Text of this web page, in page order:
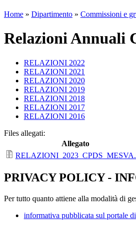
Home » Dipartimento » Commissioni e
Relazioni Annuali
RELAZIONI 2022
RELAZIONI 2021
RELAZIONI 2020
RELAZIONI 2019
RELAZIONI 2018
RELAZIONI 2017
RELAZIONI 2016
Files allegati:
Allegato
PRIVACY POLICY -
Per tutto quanto attiene alla modalità di
informativa pubblicata sul portale